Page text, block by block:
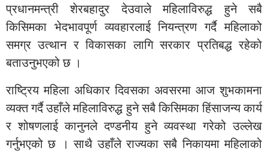
प्रधानमन्त्री शेरबहादुर देउवाले महिलाविरुद्ध हुने सबै
किसिमका भेदभावपूर्ण व्यवहारलाई नियन्त्रण गर्दै महिलाको
समग्र उत्थान र विकासका लागि सरकार प्रतिबद्ध रहेको
बताउनुभएको छ ।
राष्ट्रिय महिला अधिकार दिवसका अवसरमा आज शुभकामना
व्यक्त गर्दै उहाँले महिलाविरुद्ध हुने सबै किसिमका हिंसाजन्य कार्य
र शोषणलाई कानुनले दण्डनीय हुने व्यवस्था गरेको उल्लेख
गर्नुभएको छ । साथै उहाँले राज्यका सबै निकायमा महिलाको